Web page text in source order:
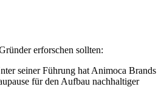
erforschen sollten:
seiner Führung hat Animoca Brands
für den Aufbau nachhaltiger